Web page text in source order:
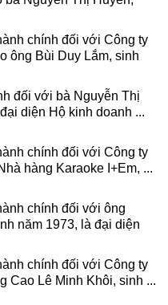
chính đối với Công ty
ông Bùi Duy Lắm, sinh
đối với bà Nguyễn Thị
diện Hộ kinh doanh ...
chính đối với Công ty
hàng Karaoke I+Em, ...
chính đối với ông
năm 1973, là đại diện
chính đối với Công ty
Cao Lê Minh Khôi, sinh ...